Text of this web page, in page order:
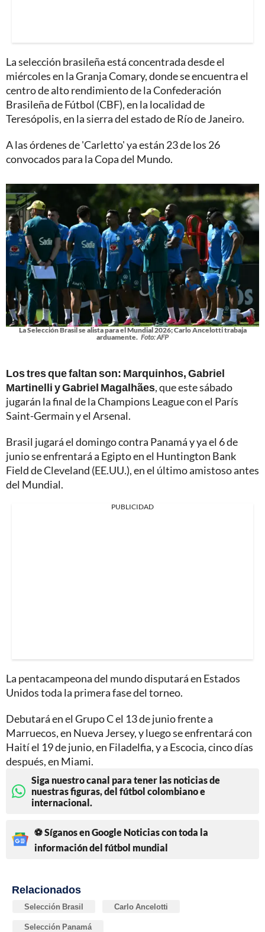
La selección brasileña está concentrada desde el
miércoles en la Granja Comary, donde se encuentra el
centro de alto rendimiento de la Confederación
Brasileña de Fútbol (CBF), en la localidad de
Teresópolis, en la sierra del estado de Río de Janeiro.
A las órdenes de 'Carletto' ya están 23 de los 26
convocados para la Copa del Mundo.
La Selección Brasil se alista para el Mundial 2026; Carlo Ancelotti trabaja
arduamente. Foto: AFP
Los tres que faltan son: Marquinhos, Gabriel
Martinelli y Gabriel Magalhães, que este sábado
jugarán la final de la Champions League con el París
Saint-Germain y el Arsenal.
Brasil jugará el domingo contra Panamá y ya el 6 de
junio se enfrentará a Egipto en el Huntington Bank
Field de Cleveland (EE.UU.), en el último amistoso antes
del Mundial.
PUBLICIDAD
La pentacampeona del mundo disputará en Estados
Unidos toda la primera fase del torneo.
Debutará en el Grupo C el 13 de junio frente a
Marruecos, en Nueva Jersey, y luego se enfrentará con
Haití el 19 de junio, en Filadelfia, y a Escocia, cinco días
después, en Miami.
Siga nuestro canal para tener las noticias de
nuestras figuras, del fútbol colombiano e
internacional.
⚽ Síganos en Google Noticias con toda la
información del fútbol mundial
Relacionados
Selección Brasil Carlo Ancelotti
Selección Panamá